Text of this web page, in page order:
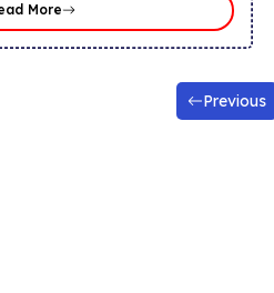
More
Previous